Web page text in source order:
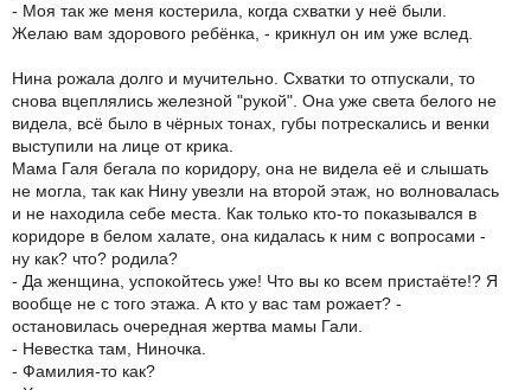
- Моя так же меня костерила, когда схватки у неё были.
Желаю вам здорового ребёнка, - крикнул он им уже вслед.
Нина рожала долго и мучительно. Схватки то отпускали, то
снова вцеплялись железной "рукой". Она уже света белого не
видела, всё было в чёрных тонах, губы потрескались и венки
выступили на лице от крика.
Мама Галя бегала по коридору, она не видела её и слышать
не могла, так как Нину увезли на второй этаж, но волновалась
и не находила себе места. Как только кто-то показывался в
коридоре в белом халате, она кидалась к ним с вопросами -
ну как? что? родила?
- Да женщина, успокойтесь уже! Что вы ко всем пристаёте!? Я
вообще не с того этажа. А кто у вас там рожает? -
остановилась очередная жертва мамы Гали.
- Невестка там, Ниночка.
- Фамилия-то как?